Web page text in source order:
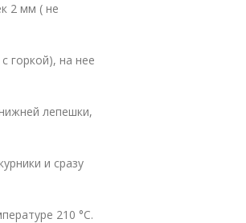
2 мм ( не
горкой), на нее
лепешки,
и сразу
210 °C.